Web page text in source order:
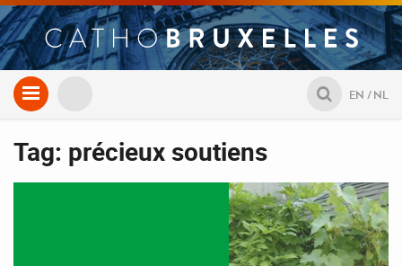
Aller
au
NL
EN
Tag: précieux soutiens